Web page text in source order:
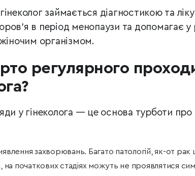
займається діагностикою та
в період менопаузи та допомагає у
жіночим організмом.
регулярного
у гінеколога — це основа турботи
захворювань. Багато патологій, як-от рак
на початкових стадіях можуть не проявлятися